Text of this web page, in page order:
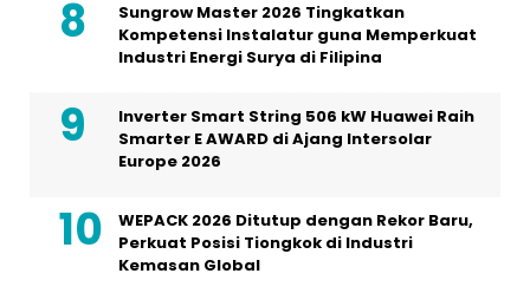
Sungrow Master 2026 Tingkatkan
Kompetensi Instalatur guna Memperkuat
Industri Energi Surya di Filipina
Inverter Smart String 506 kW Huawei Raih
Smarter E AWARD di Ajang Intersolar
Europe 2026
WEPACK 2026 Ditutup dengan Rekor Baru,
Perkuat Posisi Tiongkok di Industri
Kemasan Global